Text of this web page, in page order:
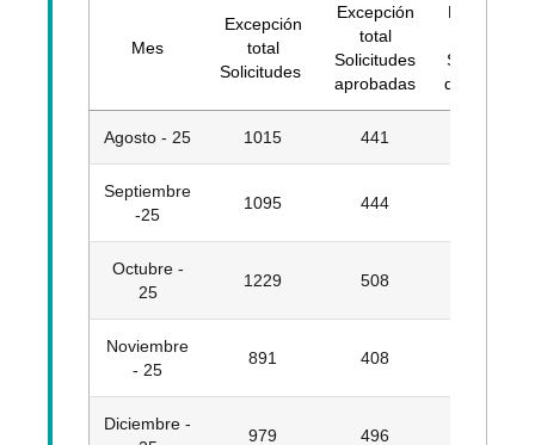
Mes
Excepción
total
Solicitudes
Excepción
total
Solicitudes
aprobadas
Excepción
Solicitudes
denegadas
Agosto - 25 1015 441
Septiembre
-25
1095 444
Octubre -
25
1229 508
Noviembre
- 25
891 408
Diciembre -
979 496